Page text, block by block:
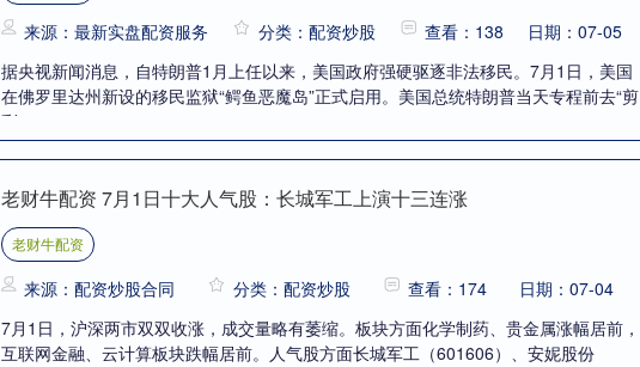
来源：最新实盘配资服务 分类：配资炒股 查看：138
日期：07-05
据央视新闻消息，自特朗普1月上任以来，美国政府强硬驱逐非法移民。7月1日，美国
在佛罗里达州新设的移民监狱“鳄鱼恶魔岛”正式启用。美国总统特朗普当天专程前去“剪
彩....
老财牛配资 7月1日十大人气股：长城军工上演十三连涨
老财牛配资
来源：配资炒股合同 分类：配资炒股 查看：174
日期：07-04
7月1日，沪深两市双双收涨，成交量略有萎缩。板块方面化学制药、贵金属涨幅居前，
互联网金融、云计算板块跌幅居前。人气股方面长城军工（601606）、安妮股份